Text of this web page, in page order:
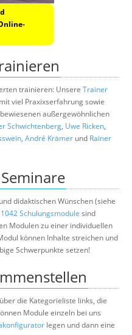
trainieren: Unsere Trainer
viel Praxixserfahrung sowie
bewiesenen außergewöhnlichen
Schwichtenberg, Uwe Ricken,
, André Krämer und Rainer
didaktischen Wünschen (siehe
1042 Schulungsmodule sind
Modulen zu einer individuellen
können Inhalte streichen und
Schwerpunkte setzen!
die Kategorieliste links, die
Module einzeln bei uns
legen und dann eine